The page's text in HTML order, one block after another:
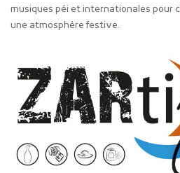
musiques péi et internationales pour
une atmosphère festive.